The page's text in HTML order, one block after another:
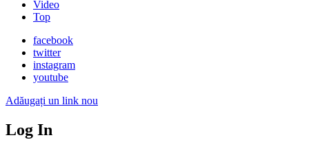
Video
Top
facebook
twitter
instagram
youtube
Adăugați un link nou
Log In